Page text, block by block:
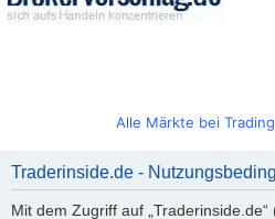
Alle Märkte bei
Traderinside.de -
Mit dem Zugriff auf „Traderinside.de“